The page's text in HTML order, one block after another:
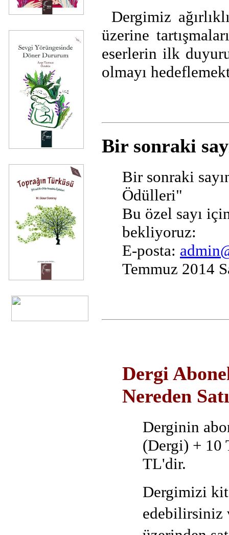
Dergimiz
üzerine
eserlerin ilk
olmayı
Bir sonraki
Bir sonraki
Ödülleri"
Bu özel sayı
bekliyoruz:
E-posta:
Temmuz 2014
Dergi
Nereden
Derginin
(Dergi) +
TL'dir.
Dergimizi
edebilirsiniz